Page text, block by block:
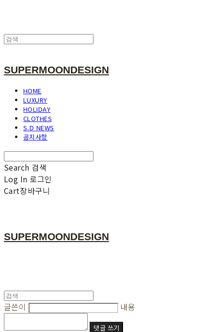
SUPERMOONDESIGN
HOME
LUXURY
HOLIDAY
CLOTHES
S.D NEWS
공지사항
Search 검색
Log In 로그인
Cart장바구니
SUPERMOONDESIGN
글쓴이 내용
댓글 쓰기